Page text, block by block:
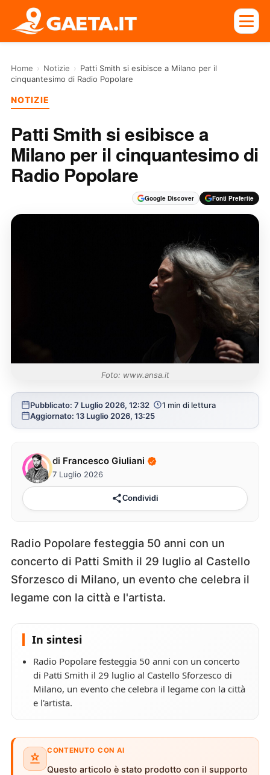
Home › Notizie › Patti Smith si esibisce a Milano per il
cinquantesimo di Radio Popolare
NOTIZIE
Patti Smith si esibisce a
Milano per il cinquantesimo di
Radio Popolare
Google Discover Fonti Preferite
Foto: www.ansa.it
Pubblicato: 7 Luglio 2026, 12:32
1 min di lettura
Aggiornato: 13 Luglio 2026, 13:25
di Francesco Giuliani
7 Luglio 2026
Condividi
Radio Popolare festeggia 50 anni con un
concerto di Patti Smith il 29 luglio al Castello
Sforzesco di Milano, un evento che celebra il
legame con la città e l'artista.
In sintesi
Radio Popolare festeggia 50 anni con un concerto
di Patti Smith il 29 luglio al Castello Sforzesco di
Milano, un evento che celebra il legame con la città
e l'artista.
CONTENUTO CON AI
Questo articolo è stato prodotto con il supporto